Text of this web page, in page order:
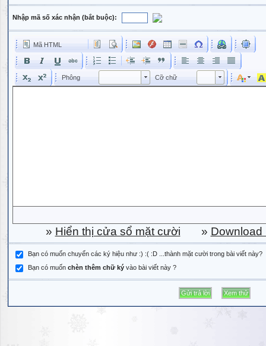
Nhập mã số xác nhận (bắt buộc):
Mã HTML
Phông Phông Cỡ chữ Kích cỡ phông
» Hiển thị cửa sổ mặt cười » Download
Bạn có muốn chuyển các ký hiệu như :) :( :D ...thành mặt cười trong bài viết này?
Bạn có muốn chèn thêm chữ ký vào bài viết này ?